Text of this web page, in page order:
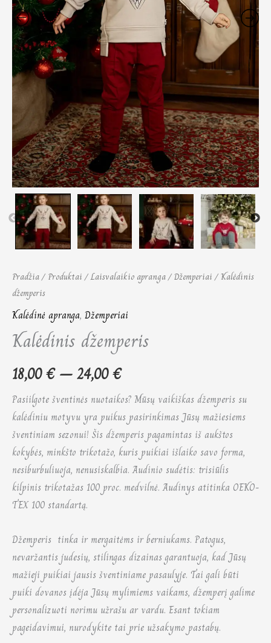
Pradžia/ Produktai/Laisvalaikio apranga/Džemperiai/ Kalėdinis
džemperis
Kalėdinė apranga, Džemperiai
Kalėdinis džemperis
18,00€ –24,00€
Pasiilgote šventinės nuotaikos? Mūsų vaikiškas džemperis su
kalėdiniu motyvu yra puikus pasirinkimas Jūsų mažiesiems
šventiniam sezonui! Šis džemperis pagamintas iš aukštos
kokybės, minkšto trikotažo, kuris puikiai išlaiko savo forma,
nesiburbuliuoja, nenusiskalbia. Audinio sudėtis: trisiūlis
kilpinis trikotažas 100 proc. medvilnė. Audinys atitinka OEKO-
TEX 100 standartą.
Džemperis tinka ir mergaitėms ir berniukams. Patogus,
nevaržantis judesių, stilingas dizainas garantuoja, kad Jūsų
mažieji puikiai jausis šventiniame pasaulyje. Tai gali būti
puiki dovanos įdėja Jūsų mylimiems vaikams, džemperį galime
personalizuoti norimu užrašu ar vardu. Esant tokiam
pageidavimui, nurodykite tai prie užsakymo pastabų.